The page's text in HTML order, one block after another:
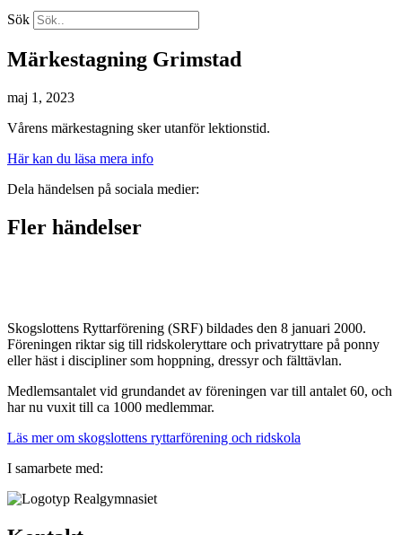
Sök
Märkestagning Grimstad
maj 1, 2023
Vårens märkestagning sker utanför lektionstid.
Här kan du läsa mera info
Dela händelsen på sociala medier:
Fler händelser
Skogslottens Ryttarförening (SRF) bildades den 8 januari 2000.
Föreningen riktar sig till ridskoleryttare och privatryttare på ponny
eller häst i discipliner som hoppning, dressyr och fälttävlan.
Medlemsantalet vid grundandet av föreningen var till antalet 60, och
har nu vuxit till ca 1000 medlemmar.
Läs mer om skogslottens ryttarförening och ridskola
I samarbete med: